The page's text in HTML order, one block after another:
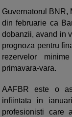
Guvernatorul BNR,
din februarie ca
dobanzii, avand in
prognoza pentru
rezervelor
primavara-vara.
AAFBR este o
infiintata in
profesionisti care